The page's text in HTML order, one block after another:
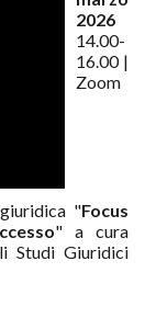
2026
14.00-
16.00 |
Zoom
"Focus
" a cura
Studi Giuridici